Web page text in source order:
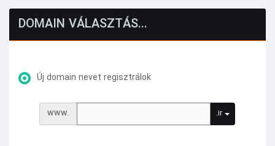
DOMAIN VÁLASZTÁS...
Új domain nevet regisztrálok
www. .ir